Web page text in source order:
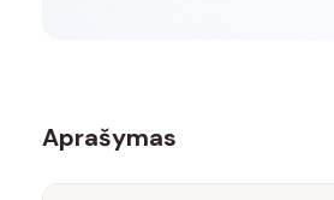
Aprašymas